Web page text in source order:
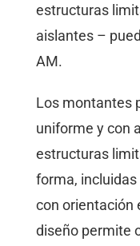
estructuras
aislantes –
AM.
Los montantes
uniforme y con
estructuras
forma,
con orientación
diseño permite